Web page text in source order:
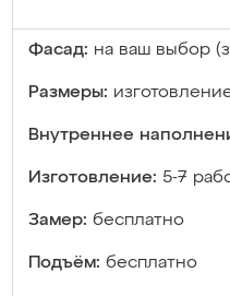
Фасад: на ваш выбор
Размеры:
Внутреннее
Изготовление: 5-7
Замер: бесплатно
Подъём: бесплатно